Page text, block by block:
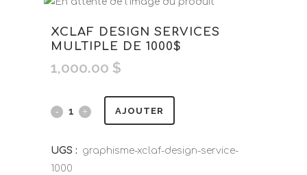
XCLAF DESIGN SERVICES
MULTIPLE DE 1000$
1,000.00 $
AJOUTER
UGS : graphisme-xclaf-design-service-
1000